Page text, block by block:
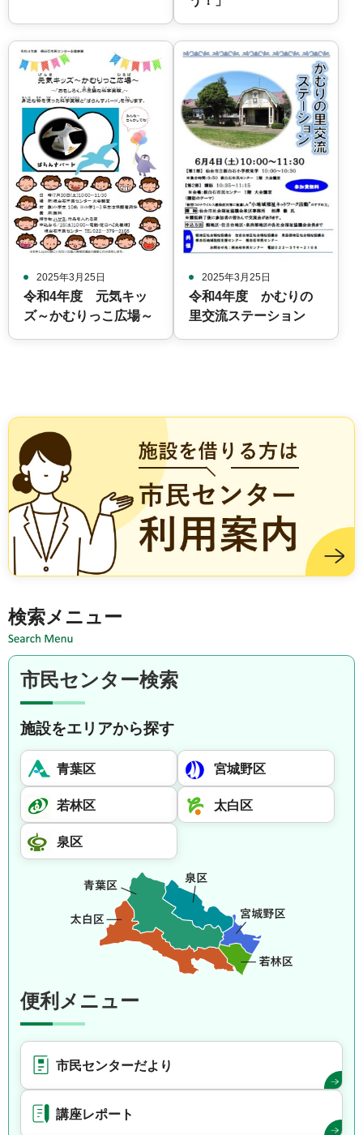
2025年3月25日
令和4年度 元気キッ
ズ～かむりっこ広場～
2025年3月25日
令和4年度 かむりの
里交流ステーション
検索メニュー
市民センター検索
施設をエリアから探す
青葉区 宮城野区
若林区 太白区
泉区
便利メニュー
市民センターだより
講座レポート